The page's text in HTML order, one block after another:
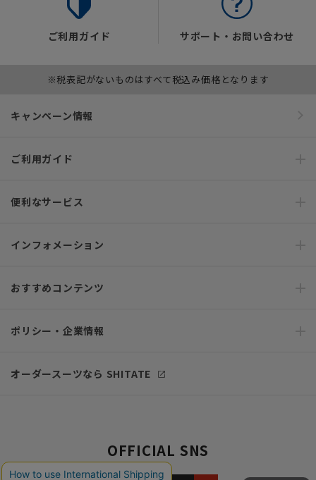
ご利用ガイド サポート・お問い合わせ
※税表記がないものはすべて税込み価格となります
キャンペーン情報
ご利用ガイド
便利なサービス
インフォメーション
おすすめコンテンツ
ポリシー・企業情報
オーダースーツなら SHITATE
OFFICIAL SNS